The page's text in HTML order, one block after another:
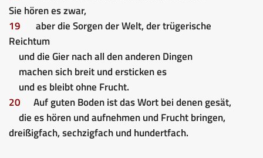
Sie hören es zwar,
19
aber die Sorgen der Welt, der trügerische
Reichtum
und die Gier nach all den anderen Dingen
machen sich breit und ersticken es
und es bleibt ohne Frucht.
20
Auf guten Boden ist das Wort bei denen gesät,
die es hören und aufnehmen und Frucht bringen,
dreißigfach, sechzigfach und hundertfach.